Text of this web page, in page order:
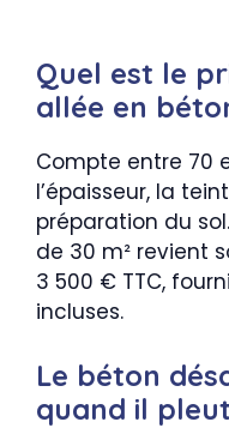
Quel est le
allée en
Compte entre 70
l’épaisseur, la
préparation du
de 30 m² revient
3 500 € TTC,
incluses.
Le béton
quand il